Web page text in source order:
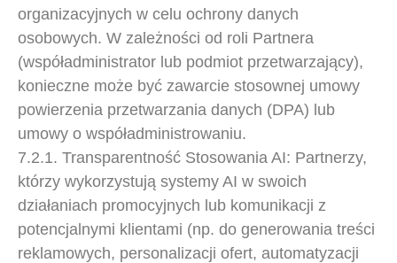
organizacyjnych w celu ochrony danych
osobowych. W zależności od roli Partnera
(współadministrator lub podmiot przetwarzający),
konieczne może być zawarcie stosownej umowy
powierzenia przetwarzania danych (DPA) lub
umowy o współadministrowaniu.
7.2.1. Transparentność Stosowania AI: Partnerzy,
którzy wykorzystują systemy AI w swoich
działaniach promocyjnych lub komunikacji z
potencjalnymi klientami (np. do generowania treści
reklamowych, personalizacji ofert, automatyzacji